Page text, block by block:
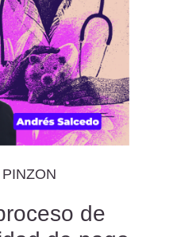
de